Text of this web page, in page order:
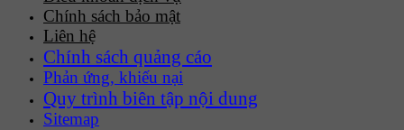
Chính sách bảo mật
Liên hệ
Chính sách quảng cáo
Phản ứng, khiếu nại
Quy trình biên tập nội dung
Sitemap